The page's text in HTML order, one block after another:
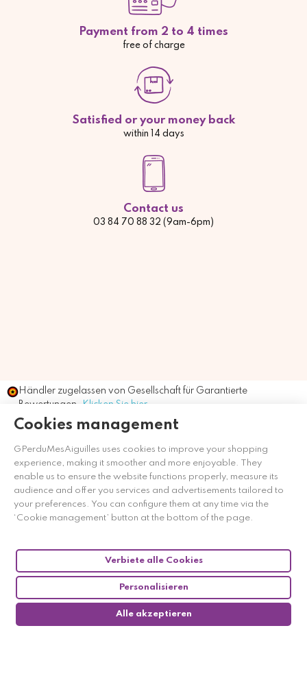
Cookies management
GPerduMesAiguilles uses cookies to improve your shopping
experience, making it smoother and more enjoyable. They
enable us to ensure the website functions properly, measure its
audience and offer you services and advertisements tailored to
your preferences. You can configure them at any time via the
‘Cookie management’ button at the bottom of the page.
Alle akzeptieren
Verbiete alle Cookies
Personalisieren
Payment from 2 to 4 times
free of charge
Satisfied or your money back
within 14 days
Contact us
03 84 70 88 32 (9am-6pm)
Händler zugelassen von Gesellschaft für Garantierte
Bewertungen,
Klicken Sie hier.